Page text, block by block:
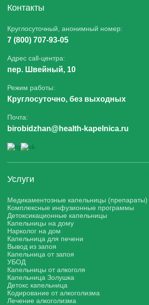
Услуги
Медикаментозные капельницы (препараты)
Комплексные инфузионные программы
Детоксикационные капельницы
Капельницы на дому
Нарколог на дом
Капельница для печени
Вывод из запоя
Капельница от запоя
УБОД
Капельницы от алкоголя
Капельница Золушка
Детокс капельница
Кодирование от алкоголизма
Лечение алкоголизма
Контакты
Круглосуточный, анонимный номер:
7 (800) 707-93-05
Адрес call-центра:
пер. Швейный, 10
Режим работы:
Круглосуточно, без выходных
Почта:
birobidzhan@health-kapelnica.ru